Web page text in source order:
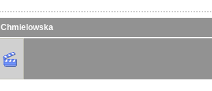
Chmielowska